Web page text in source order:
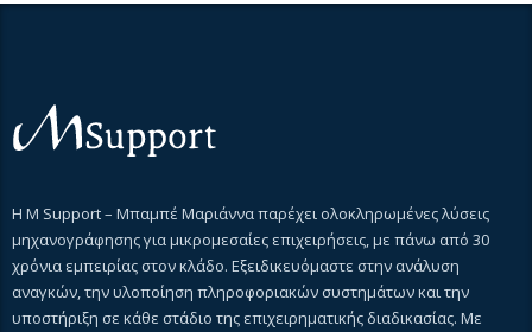
Η M Support – Μπαμπέ Μαριάννα παρέχει ολοκληρωμένες λύσεις
μηχανογράφησης για μικρομεσαίες επιχειρήσεις, με πάνω από 30
χρόνια εμπειρίας στον κλάδο. Εξειδικευόμαστε στην ανάλυση
αναγκών, την υλοποίηση πληροφοριακών συστημάτων και την
υποστήριξη σε κάθε στάδιο της επιχειρηματικής διαδικασίας. Με